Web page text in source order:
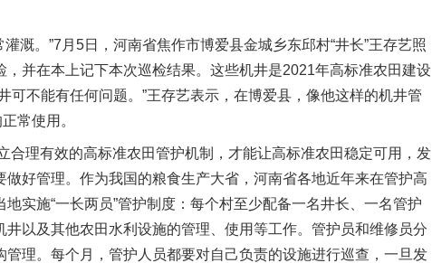
。”7月5日，河南省焦作市博爱县金城乡东邱村“井长”王存艺照
并在本上记下本次巡检结果。这些机井是2021年高标准农田建设
不能有任何问题。”王存艺表示，在博爱县，像他这样的机井管
常使用。
理有效的高标准农田管护机制，才能让高标准农田稳定可用，发
好管理。作为我国的粮食生产大省，河南省各地近年来在管护高
实施“一长两员”管护制度：每个村至少配备一名井长、一名管护
以及其他农田水利设施的管理、使用等工作。管护员和维修员分
理。每个月，管护人员都要对自己负责的设施进行巡查，一旦发